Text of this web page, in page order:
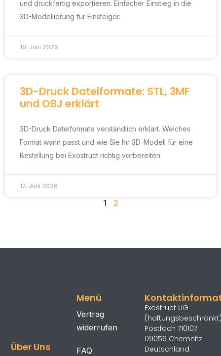
und druckfertig exportieren. Einfacher Einstieg in die
3D-Modellierung für Einsteiger.
18. Juni 2026
3D-Druck Dateiformate: STL, 3MF
und OBJ erklärt
3D-Druck Dateiformate verständlich erklärt. Welches
Format wann passt und wie Sie Ihr 3D-Modell für eine
Bestellung bei Exostruct richtig vorbereiten.
17. Juni 2026
1 2
Über Uns
Menü
Vertrag
widerrufen
FAQ
Exostruct UG
Postfach 710107
09056 Chemnitz
Deutschland